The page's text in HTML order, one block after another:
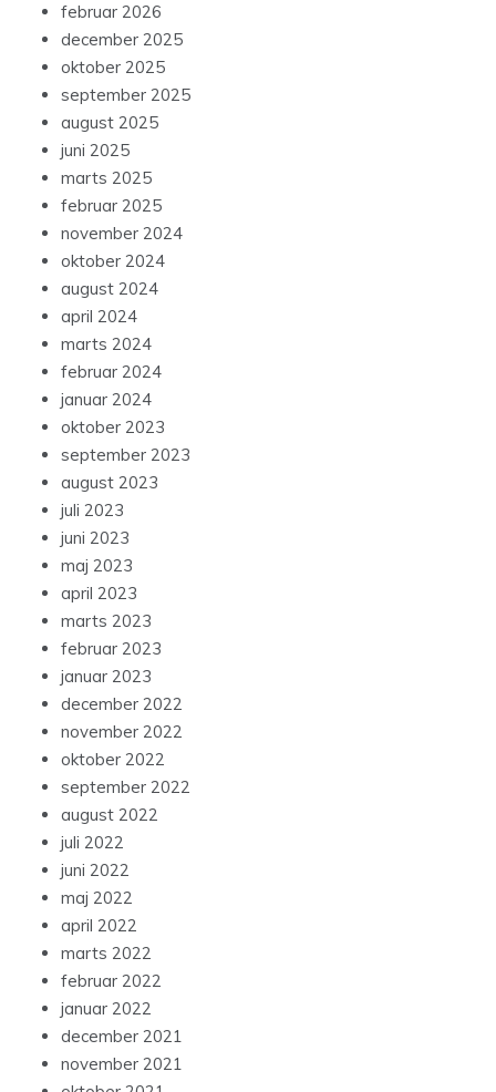
februar 2026
december 2025
oktober 2025
september 2025
august 2025
juni 2025
marts 2025
februar 2025
november 2024
oktober 2024
august 2024
april 2024
marts 2024
februar 2024
januar 2024
oktober 2023
september 2023
august 2023
juli 2023
juni 2023
maj 2023
april 2023
marts 2023
februar 2023
januar 2023
december 2022
november 2022
oktober 2022
september 2022
august 2022
juli 2022
juni 2022
maj 2022
april 2022
marts 2022
februar 2022
januar 2022
december 2021
november 2021